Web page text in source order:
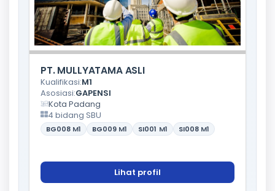
PT. MULLYATAMA ASLI
Kualifikasi:M1
Asosiasi:GAPENSI
Kota Padang
4 bidang SBU
BG008 M1 BG009 M1 SI001 M1 SI008 M1
Lihat profil